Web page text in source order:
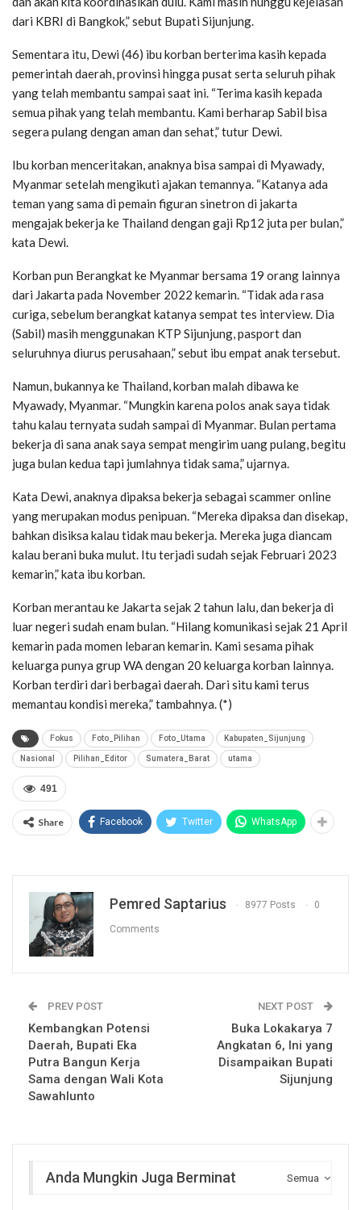
dari KBRI di Bangkok,” sebut Bupati Sijunjung.
Sementara itu, Dewi (46) ibu korban berterima kasih kepada
pemerintah daerah, provinsi hingga pusat serta seluruh pihak
yang telah membantu sampai saat ini. “Terima kasih kepada
semua pihak yang telah membantu. Kami berharap Sabil bisa
segera pulang dengan aman dan sehat,” tutur Dewi.
Ibu korban menceritakan, anaknya bisa sampai di Myawady,
Myanmar setelah mengikuti ajakan temannya. “Katanya ada
teman yang sama di pemain figuran sinetron di jakarta
mengajak bekerja ke Thailand dengan gaji Rp12 juta per bulan,”
kata Dewi.
Korban pun Berangkat ke Myanmar bersama 19 orang lainnya
dari Jakarta pada November 2022 kemarin. “Tidak ada rasa
curiga, sebelum berangkat katanya sempat tes interview. Dia
(Sabil) masih menggunakan KTP Sijunjung, pasport dan
seluruhnya diurus perusahaan,” sebut ibu empat anak tersebut.
Namun, bukannya ke Thailand, korban malah dibawa ke
Myawady, Myanmar. “Mungkin karena polos anak saya tidak
tahu kalau ternyata sudah sampai di Myanmar. Bulan pertama
bekerja di sana anak saya sempat mengirim uang pulang, begitu
juga bulan kedua tapi jumlahnya tidak sama,” ujarnya.
Kata Dewi, anaknya dipaksa bekerja sebagai scammer online
yang merupakan modus penipuan. “Mereka dipaksa dan disekap,
bahkan disiksa kalau tidak mau bekerja. Mereka juga diancam
kalau berani buka mulut. Itu terjadi sudah sejak Februari 2023
kemarin,” kata ibu korban.
Korban merantau ke Jakarta sejak 2 tahun lalu, dan bekerja di
luar negeri sudah enam bulan. “Hilang komunikasi sejak 21 April
kemarin pada momen lebaran kemarin. Kami sesama pihak
keluarga punya grup WA dengan 20 keluarga korban lainnya.
Korban terdiri dari berbagai daerah. Dari situ kami terus
memantau kondisi mereka,” tambahnya. (*)
Fokus Foto_Pilihan Foto_Utama Kabupaten_Sijunjung
Nasional Pilihan_Editor Sumatera_Barat utama
491
Share Facebook Twitter WhatsApp
Pemred Saptarius 8977 Posts 0
Comments
PREV POST
Kembangkan Potensi
Daerah, Bupati Eka
Putra Bangun Kerja
Sama dengan Wali Kota
Sawahlunto
NEXT POST
Buka Lokakarya 7
Angkatan 6, Ini yang
Disampaikan Bupati
Sijunjung
Semua
Anda Mungkin Juga Berminat